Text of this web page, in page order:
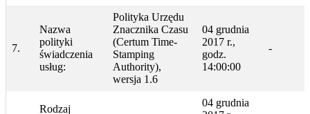
7.
Nazwa
polityki
świadczenia
usług:
Polityka Urzędu
Znacznika Czasu
(Certum Time-
Stamping
Authority),
wersja 1.6
04 grudnia
2017 r.,
godz.
14:00:00
-
Rodzaj
04 grudnia